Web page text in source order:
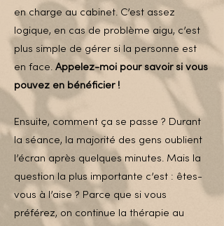
en charge au cabinet. C’est assez
logique, en cas de problème aigu, c’est
plus simple de gérer si la personne est
en face. Appelez-moi pour savoir si vous
pouvez en bénéficier !
Ensuite, comment ça se passe ? Durant
la séance, la majorité des gens oublient
l’écran après quelques minutes. Mais la
question la plus importante c’est : êtes-
vous à l’aise ? Parce que si vous
préférez, on continue la thérapie au